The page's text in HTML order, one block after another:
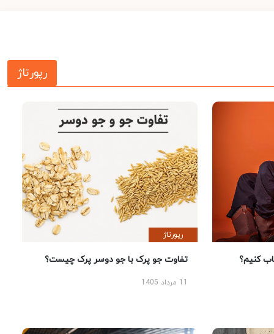
رپورتاژ
کنیم؟
رپورتاژ
تفاوت جو پرک با جو دوسر پرک چیست؟